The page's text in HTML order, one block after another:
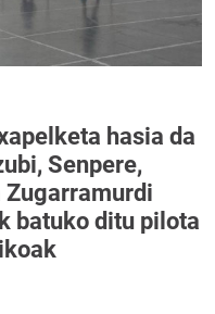
hasia da
Senpere,
Zugarramurdi
batuko ditu pilota